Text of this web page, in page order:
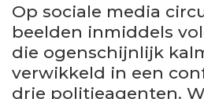
Op sociale media
beelden inmiddels
die ogenschijnlijk
verwikkeld in een
drie politieagenten.